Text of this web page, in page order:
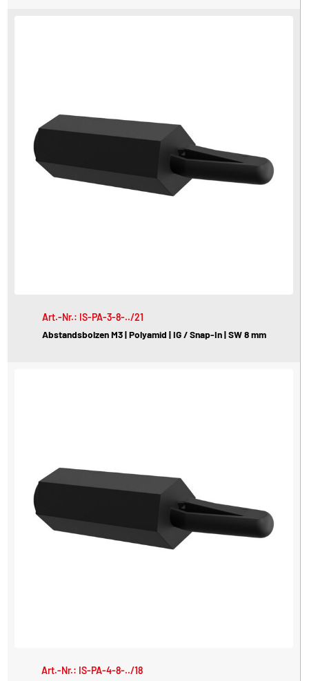
Art.-Nr.: IS-PA-3-8-../21
Abstandsbolzen M3 | Polyamid | IG / Snap-In | SW 8 mm
Art.-Nr.: IS-PA-4-8-../18